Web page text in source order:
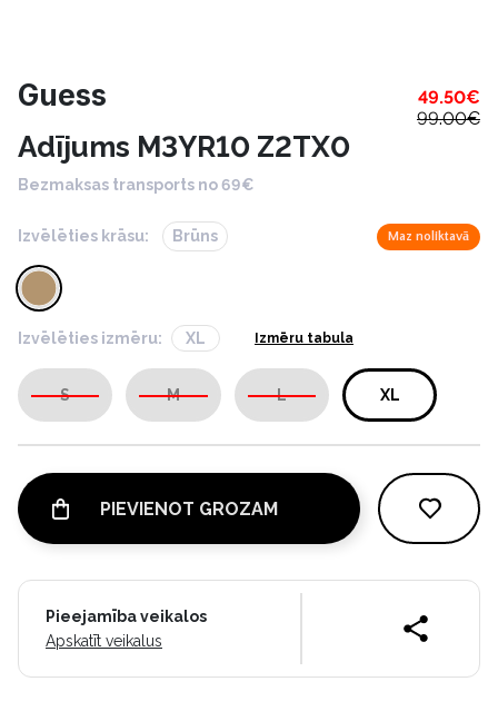
Guess 49.50€
99.00€
Adījums M3YR10 Z2TX0
Bezmaksas transports no 69€
Izvēlēties krāsu: Brūns Maz noliktavā
Izvēlēties izmēru: XL Izmēru tabula
S M L XL
PIEVIENOT GROZAM
Pieejamība veikalos
Apskatīt veikalus